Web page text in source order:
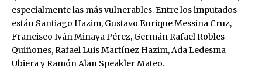
especialmente las más vulnerables. Entre los imputados
están Santiago Hazim, Gustavo Enrique Messina Cruz,
Francisco Iván Minaya Pérez, Germán Rafael Robles
Quiñones, Rafael Luis Martínez Hazim, Ada Ledesma
Ubiera y Ramón Alan Speakler Mateo.